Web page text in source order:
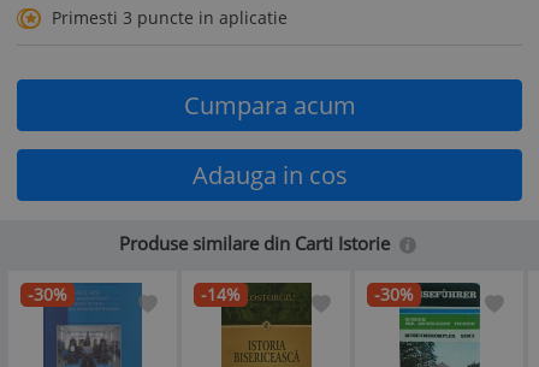
Primesti 3 puncte in aplicatie
Cumpara acum
Adauga in cos
Produse similare din Carti Istorie
-30% -14% -30%